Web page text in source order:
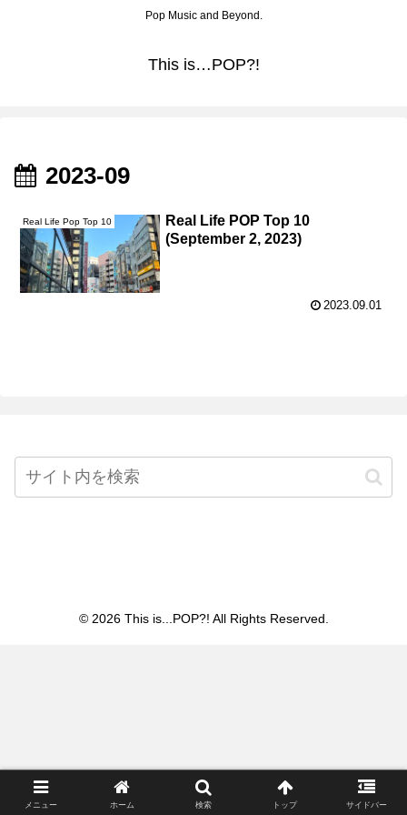
Pop Music and Beyond.
This is…POP?!
2023-09
Real Life Pop Top 10
Real Life POP Top 10
(September 2, 2023)
2023.09.01
© 2026 This is...POP?! All Rights Reserved.
メニュー ホーム 検索 トップ サイドバー